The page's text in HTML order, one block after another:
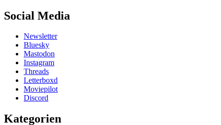
Social Media
Newsletter
Bluesky
Mastodon
Instagram
Threads
Letterboxd
Moviepilot
Discord
Kategorien